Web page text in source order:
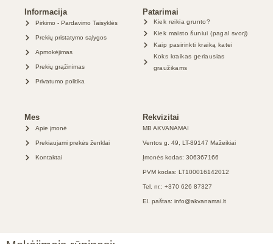
Informacija
Pirkimo - Pardavimo Taisyklės
Prekių pristatymo sąlygos
Apmokėjimas
Prekių grąžinimas
Privatumo politika
Patarimai
Kiek reikia grunto?
Kiek maisto šuniui (pagal svorį)
Kaip pasirinkti kraiką katei
Koks kraikas geriausias
graužikams
Mes
Apie įmonė
Prekiaujami prekės ženklai
Kontaktai
Rekvizitai
MB AKVANAMAI
Ventos g. 49, LT-89147 Mažeikiai
Įmonės kodas: 306367166
PVM kodas: LT100016142012
Tel. nr.: +370 626 87327
El. paštas: info@akvanamai.lt